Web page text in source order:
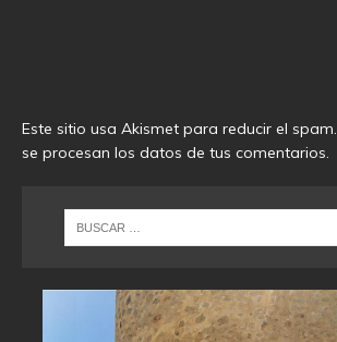
Este sitio usa Akismet para reducir el spam.
se procesan los datos de tus comentarios.